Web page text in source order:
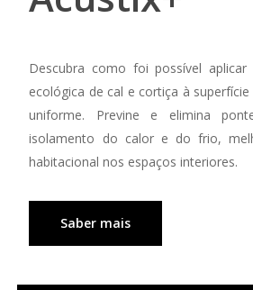
Descubra como foi possível aplicar
ecológica de cal e cortiça à
uniforme. Previne e elimina
isolamento do calor e do frio,
habitacional nos espaços interiores.
Saber mais